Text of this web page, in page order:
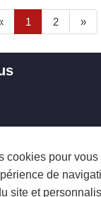
1 2 »
cookies pour vous
de
site et